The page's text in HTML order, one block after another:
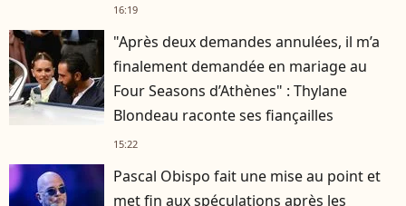
16:19
"Après deux demandes annulées, il m’a
finalement demandée en mariage au
Four Seasons d’Athènes" : Thylane
Blondeau raconte ses fiançailles
15:22
Pascal Obispo fait une mise au point et
met fin aux spéculations après les